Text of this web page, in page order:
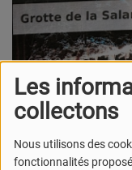
Les
collectons
Nous utilisons des
fonctionnalités